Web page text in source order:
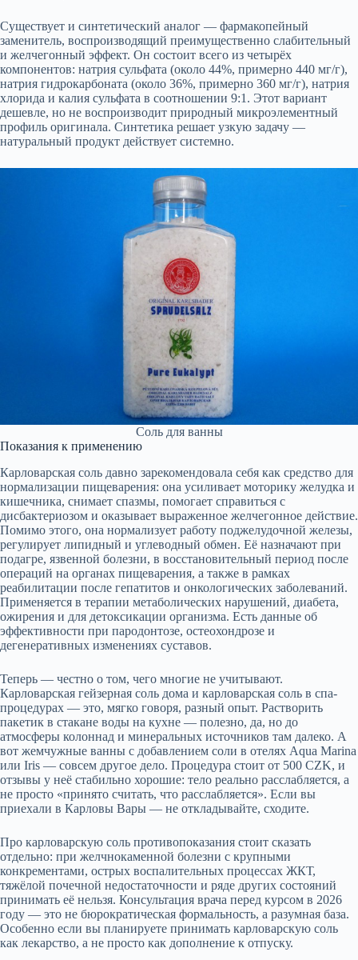
Существует и синтетический аналог — фармакопейный
заменитель, воспроизводящий преимущественно слабительный
и желчегонный эффект. Он состоит всего из четырёх
компонентов: натрия сульфата (около 44%, примерно 440 мг/г),
натрия гидрокарбоната (около 36%, примерно 360 мг/г), натрия
хлорида и калия сульфата в соотношении 9:1. Этот вариант
дешевле, но не воспроизводит природный микроэлементный
профиль оригинала. Синтетика решает узкую задачу —
натуральный продукт действует системно.
Соль для ванны
Показания к применению
Карловарская соль давно зарекомендовала себя как средство для
нормализации пищеварения: она усиливает моторику желудка и
кишечника, снимает спазмы, помогает справиться с
дисбактериозом и оказывает выраженное желчегонное действие.
Помимо этого, она нормализует работу поджелудочной железы,
регулирует липидный и углеводный обмен. Её назначают при
подагре, язвенной болезни, в восстановительный период после
операций на органах пищеварения, а также в рамках
реабилитации после гепатитов и онкологических заболеваний.
Применяется в терапии метаболических нарушений, диабета,
ожирения и для детоксикации организма. Есть данные об
эффективности при пародонтозе, остеохондрозе и
дегенеративных изменениях суставов.
Теперь — честно о том, чего многие не учитывают.
Карловарская гейзерная соль дома и карловарская соль в спа-
процедурах — это, мягко говоря, разный опыт. Растворить
пакетик в стакане воды на кухне — полезно, да, но до
атмосферы колоннад и минеральных источников там далеко. А
вот жемчужные ванны с добавлением соли в отелях Aqua Marina
или Iris — совсем другое дело. Процедура стоит от 500 CZK, и
отзывы у неё стабильно хорошие: тело реально расслабляется, а
не просто «принято считать, что расслабляется». Если вы
приехали в Карловы Вары — не откладывайте, сходите.
Про карловарскую соль противопоказания стоит сказать
отдельно: при желчнокаменной болезни с крупными
конкрементами, острых воспалительных процессах ЖКТ,
тяжёлой почечной недостаточности и ряде других состояний
принимать её нельзя. Консультация врача перед курсом в 2026
году — это не бюрократическая формальность, а разумная база.
Особенно если вы планируете принимать карловарскую соль
как лекарство, а не просто как дополнение к отпуску.